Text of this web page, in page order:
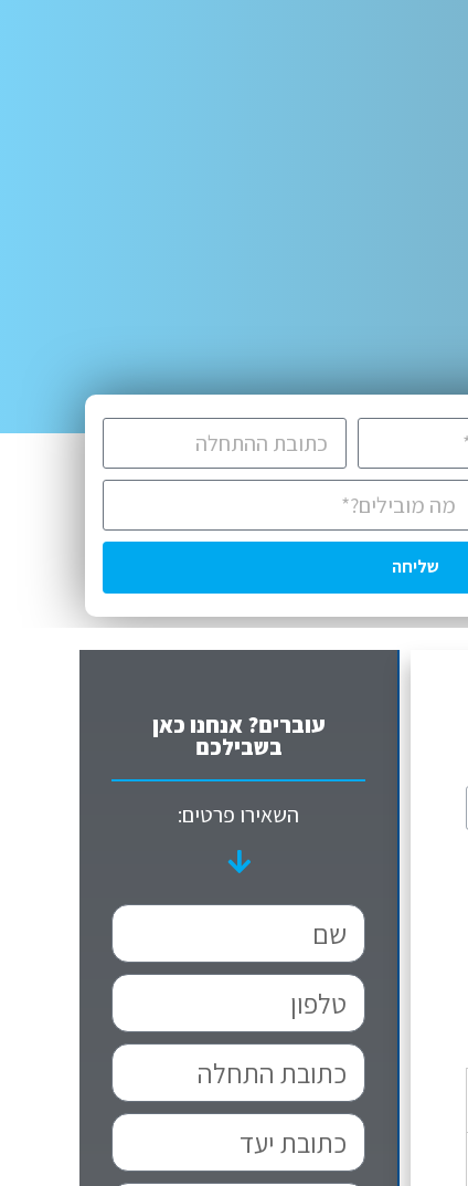
שליחה
עוברים? אנחנו כאן
בשבילכם
השאירו פרטים: